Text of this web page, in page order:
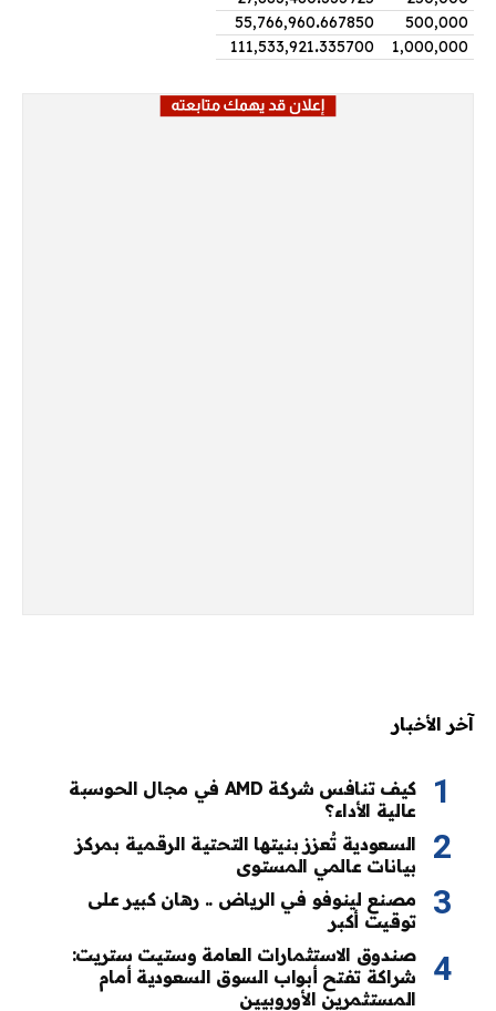
500,000
55,766,960.667850
1,000,000
111,533,921.335700
آخر الأخبار
كيف تنافس شركة AMD في مجال الحوسبة
عالية الأداء؟
السعودية تُعزز بنيتها التحتية الرقمية بمركز
بيانات عالمي المستوى
مصنع لينوفو في الرياض .. رهان كبير على
توقيت أكبر
صندوق الاستثمارات العامة وستيت ستريت:
شراكة تفتح أبواب السوق السعودية أمام
المستثمرين الأوروبيين